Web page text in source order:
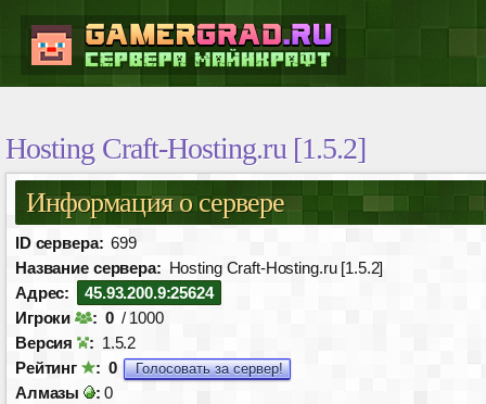
Hosting Craft-Hosting.ru [1.5.2]
Информация о сервере
ID сервера: 699
Название сервера: Hosting Craft-Hosting.ru [1.5.2]
Адрес:
45.93.200.9:25624
Игроки
: 0 / 1000
Версия
: 1.5.2
Рейтинг
: 0 Голосовать за сервер!
Алмазы : 0